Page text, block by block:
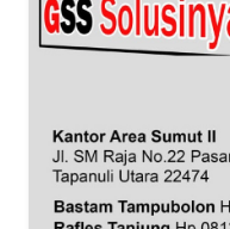
KAMI
SIBER
REDAKSI